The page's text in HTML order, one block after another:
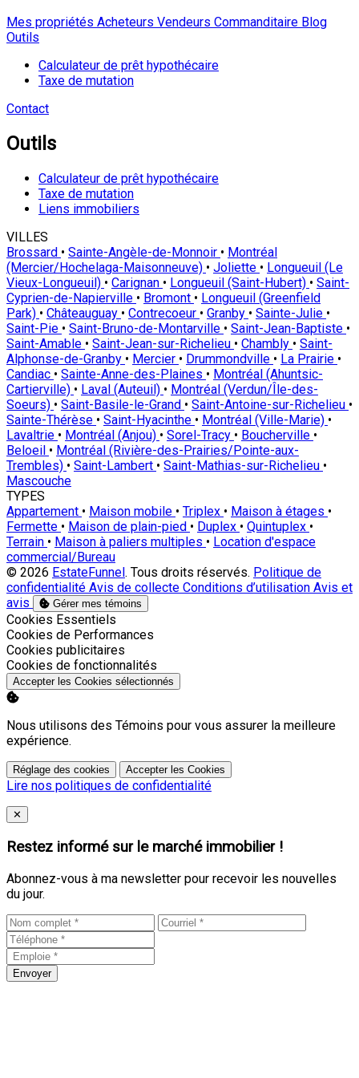
Mes propriétés Acheteurs Vendeurs Commanditaire Blog
Outils
Calculateur de prêt hypothécaire
Taxe de mutation
Contact
Outils
Calculateur de prêt hypothécaire
Taxe de mutation
Liens immobiliers
VILLES
Brossard • Sainte-Angèle-de-Monnoir • Montréal
(Mercier/Hochelaga-Maisonneuve) • Joliette • Longueuil (Le
Vieux-Longueuil) • Carignan • Longueuil (Saint-Hubert) • Saint-
Cyprien-de-Napierville • Bromont • Longueuil (Greenfield
Park) • Châteauguay • Contrecoeur • Granby • Sainte-Julie •
Saint-Pie • Saint-Bruno-de-Montarville • Saint-Jean-Baptiste •
Saint-Amable • Saint-Jean-sur-Richelieu • Chambly • Saint-
Alphonse-de-Granby • Mercier • Drummondville • La Prairie •
Candiac • Sainte-Anne-des-Plaines • Montréal (Ahuntsic-
Cartierville) • Laval (Auteuil) • Montréal (Verdun/Île-des-
Soeurs) • Saint-Basile-le-Grand • Saint-Antoine-sur-Richelieu •
Sainte-Thérèse • Saint-Hyacinthe • Montréal (Ville-Marie) •
Lavaltrie • Montréal (Anjou) • Sorel-Tracy • Boucherville •
Beloeil • Montréal (Rivière-des-Prairies/Pointe-aux-
Trembles) • Saint-Lambert • Saint-Mathias-sur-Richelieu •
Mascouche
TYPES
Appartement • Maison mobile • Triplex • Maison à étages •
Fermette • Maison de plain-pied • Duplex • Quintuplex •
Terrain • Maison à paliers multiples • Location d'espace
commercial/Bureau
© 2026 EstateFunnel. Tous droits réservés. Politique de
confidentialité Avis de collecte Conditions d’utilisation Avis et
avis
Gérer mes témoins
Activer
Cookies Essentiels
Activer
Cookies de Performances
Activer
Cookies publicitaires
Activer
Cookies de fonctionnalités
Accepter les Cookies sélectionnés
Nous utilisons des Témoins pour vous assurer la meilleure
expérience.
Réglage des cookies Accepter les Cookies
Lire nos politiques de confidentialité
Close
✕
Restez informé sur le marché immobilier !
Abonnez-vous à ma newsletter pour recevoir les nouvelles
du jour.
Envoyer